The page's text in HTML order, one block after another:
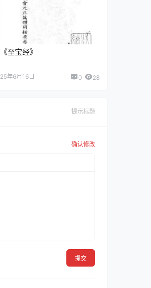
《至宝经》
25年6月16日 0 28
提示标题
确认修改
提交